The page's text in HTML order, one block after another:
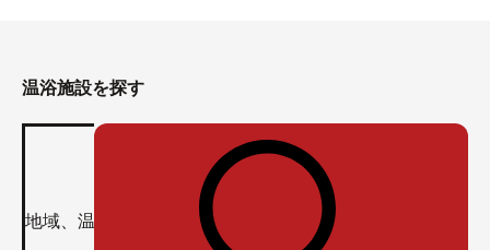
温浴施設を探す